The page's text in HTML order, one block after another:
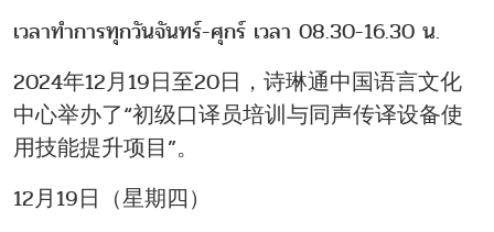
เวลาทำการทุกวันจันทร์-ศุกร์ เวลา 08.30-16.30 น.
2024年12月19日至20日，诗琳通中国语言文化
中心举办了“初级口译员培训与同声传译设备使
用技能提升项目”。
12月19日（星期四）